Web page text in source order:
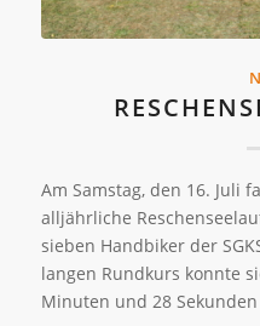
Am Samstag, den 16. Juli
alljährliche
sieben Handbiker der
langen Rundkurs konnte
Minuten und 28